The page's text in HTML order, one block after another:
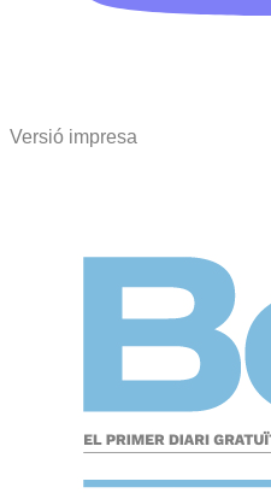
Versió impresa